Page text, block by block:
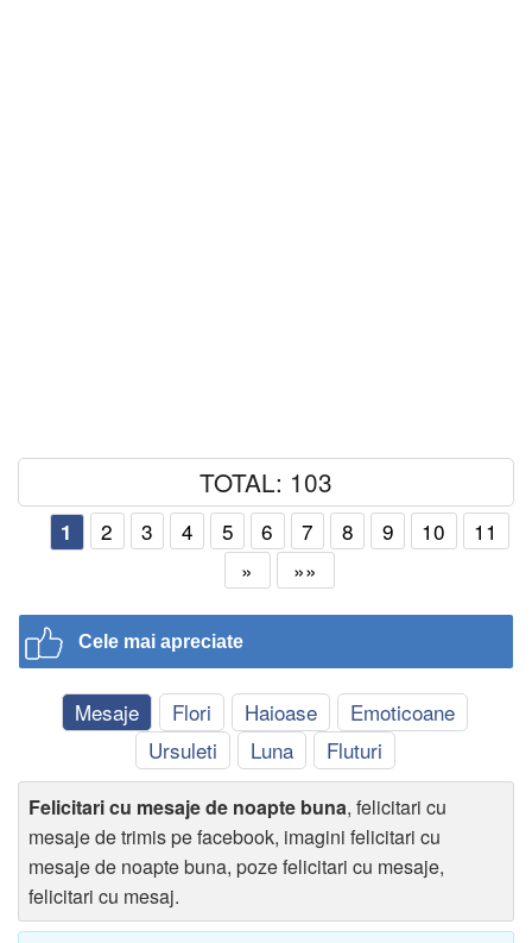
TOTAL: 103
1 2 3 4 5 6 7 8 9 10
11
»
»»
Cele mai apreciate
Mesaje Flori Haioase
Emoticoane
Ursuleti
Luna Fluturi
Felicitari cu mesaje de noapte buna, felicitari cu
mesaje de trimis pe facebook, imagini felicitari cu
mesaje de noapte buna, poze felicitari cu mesaje,
felicitari cu mesaj.